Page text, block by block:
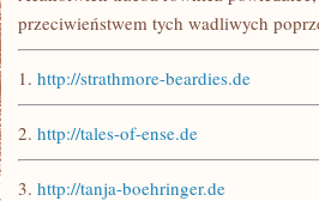
przeciwieństwem tych wadliwych
1. http://strathmore-beardies.de
2. http://tales-of-ense.de
3. http://tanja-boehringer.de